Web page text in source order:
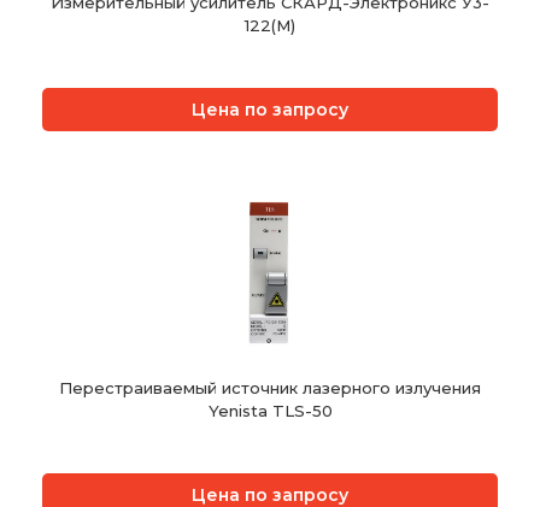
122(М)
Цена по запросу
Перестраиваемый источник лазерного излучения
Yenista TLS-50
Цена по запросу